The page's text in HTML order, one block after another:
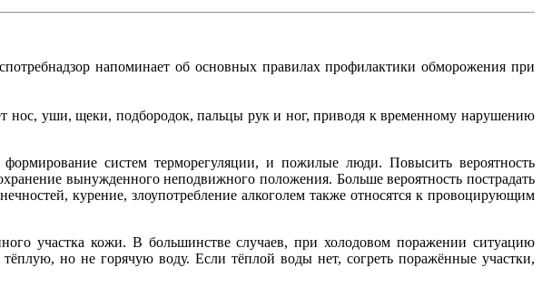
напоминает об основных правилах профилактики обморожения при
нос, уши, щеки, подбородок, пальцы рук и ног, приводя к временному нарушению
систем терморегуляции, и пожилые люди. Повысить вероятность
вынужденного неподвижного положения. Больше вероятность пострадать
курение, злоупотребление алкоголем также относятся к провоцирующим
участка кожи. В большинстве случаев, при холодовом поражении ситуацию
но не горячую воду. Если тёплой воды нет, согреть поражённые участки,